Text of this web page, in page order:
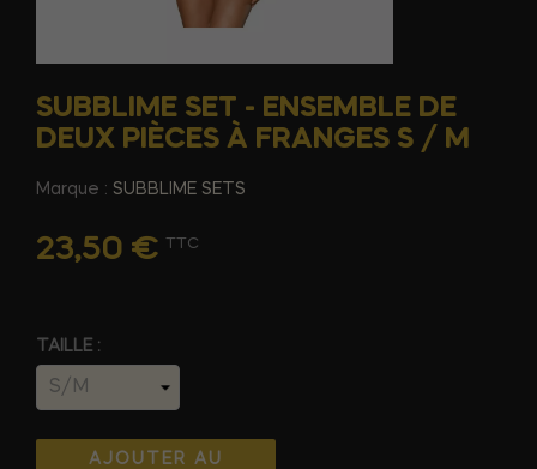
SUBBLIME SET - ENSEMBLE DE
DEUX PIÈCES À FRANGES S / M
Marque : SUBBLIME SETS
23,50 € TTC
TAILLE :
AJOUTER AU